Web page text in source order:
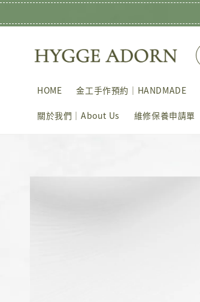
HOME 金工手作預約｜HANDMADE
關於我們｜About Us 維修保養申請單